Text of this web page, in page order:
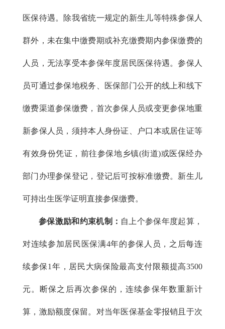
医保待遇。除我省统一规定的新生儿等特殊参保人
群外，未在集中缴费期或补充缴费期内参保缴费的
人员，无法享受本参保年度居民医保待遇。参保人
员可通过参保地税务、医保部门公开的线上和线下
缴费渠道参保缴费，首次参保人员或变更参保地重
新参保人员，须持本人身份证、户口本或居住证等
有效身份凭证，前往参保地乡镇(街道)或医保经办
部门办理参保登记，登记后可按标准缴费。新生儿
可持出生医学证明直接参保缴费。
参保激励和约束机制： 自上个参保年度起算，
对连续参加居民医保满4年的参保人员，之后每连
续参保1年，居民大病保险最高支付限额提高3500
元。断保之后再次参保的，连续参保年数重新计
算，激励额度保留。 对当年医保基金零报销且于次